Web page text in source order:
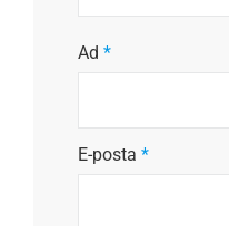
Ad *
E-posta *